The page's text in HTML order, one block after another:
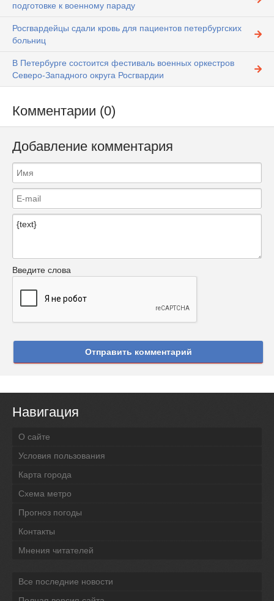
подготовке к военному параду
Росгвардейцы сдали кровь для пациентов петербургских
больниц
В Петербурге состоится фестиваль военных оркестров
Северо-Западного округа Росгвардии
Комментарии (0)
Добавление комментария
Введите слова
Отправить комментарий
Навигация
О сайте
Условия пользования
Карта города
Схема метро
Прогноз погоды
Контакты
Мнения читателей
Все последние новости